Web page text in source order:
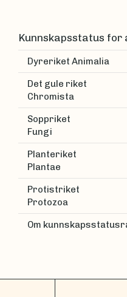
Kunnskapsstatus
Dyreriket Animalia
Det gule riket
Chromista
Soppriket
Fungi
Planteriket
Plantae
Protistriket
Protozoa
Om